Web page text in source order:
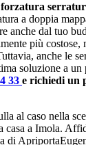
a doppia
anche dal tuo
più
anche le
soluzione a
33 e richiedi un
al caso nella
casa a Imola.
di